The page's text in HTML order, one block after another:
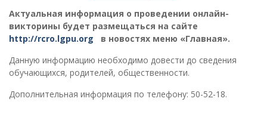
Актуальная информация о проведении онлайн-
викторины будет размещаться на сайте
http://rcro.lgpu.org в новостях меню «Главная».
Данную информацию необходимо довести до сведения
обучающихся, родителей, общественности.
Дополнительная информация по телефону: 50-52-18.